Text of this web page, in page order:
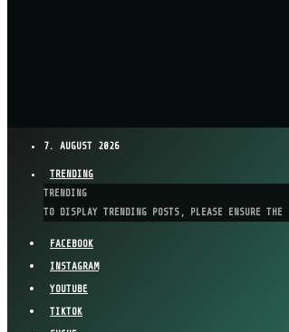
7. AUGUST 2026
TRENDING
TRENDING
TO DISPLAY TRENDING POSTS, PLEASE ENSURE
FACEBOOK
INSTAGRAM
YOUTUBE
TIKTOK